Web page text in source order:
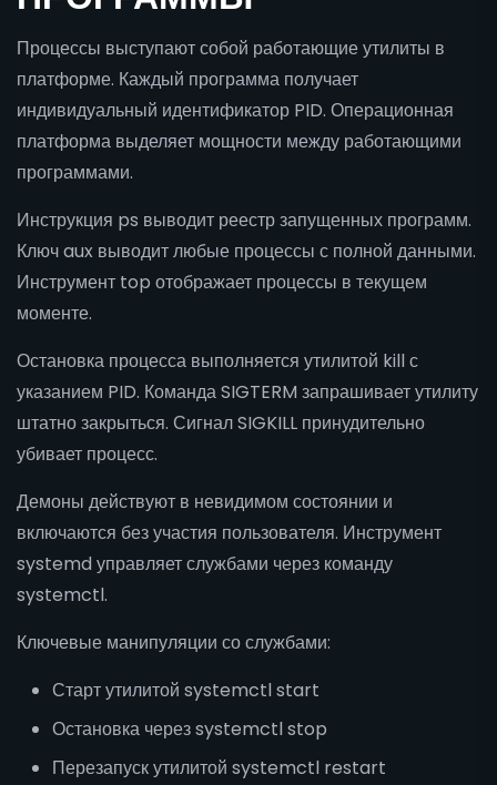
Процессы выступают собой работающие утилиты в
платформе. Каждый программа получает
индивидуальный идентификатор PID. Операционная
платформа выделяет мощности между работающими
программами.
Инструкция ps выводит реестр запущенных программ.
Ключ aux выводит любые процессы с полной данными.
Инструмент top отображает процессы в текущем
моменте.
Остановка процесса выполняется утилитой kill с
указанием PID. Команда SIGTERM запрашивает утилиту
штатно закрыться. Сигнал SIGKILL принудительно
убивает процесс.
Демоны действуют в невидимом состоянии и
включаются без участия пользователя. Инструмент
systemd управляет службами через команду
systemctl.
Ключевые манипуляции со службами:
Старт утилитой systemctl start
Остановка через systemctl stop
Перезапуск утилитой systemctl restart